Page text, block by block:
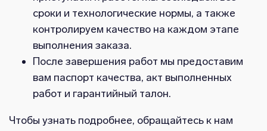
сроки и технологические нормы, а также
контролируем качество на каждом этапе
выполнения заказа.
После завершения работ мы предоставим
вам паспорт качества, акт выполненных
работ и гарантийный талон.
Чтобы узнать подробнее, обращайтесь к нам